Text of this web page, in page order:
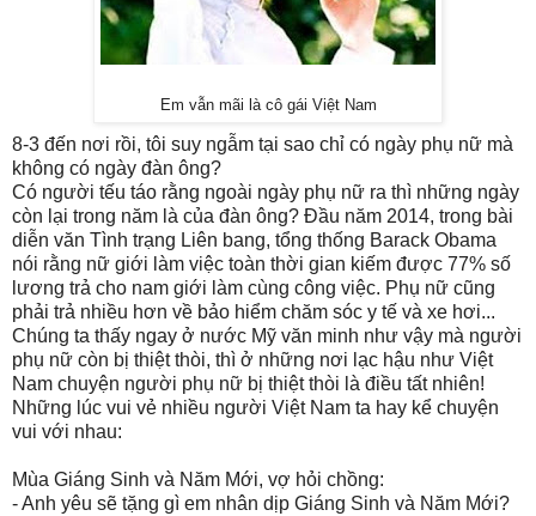
Em vẫn mãi là cô gái Việt Nam
8-3 đến nơi rồi, tôi suy ngẫm tại sao chỉ có ngày phụ nữ mà
không có ngày đàn ông?
Có người tếu táo rằng ngoài ngày phụ nữ ra thì những ngày
còn lại trong năm là của đàn ông? Đầu năm 2014, trong bài
diễn văn Tình trạng Liên bang, tổng thống Barack Obama
nói rằng nữ giới làm việc toàn thời gian kiếm được 77% số
lương trả cho nam giới làm cùng công việc. Phụ nữ cũng
phải trả nhiều hơn về bảo hiểm chăm sóc y tế và xe hơi...
Chúng ta thấy ngay ở nước Mỹ văn minh như vậy mà người
phụ nữ còn bị thiệt thòi, thì ở những nơi lạc hậu như Việt
Nam chuyện người phụ nữ bị thiệt thòi là điều tất nhiên!
Những lúc vui vẻ nhiều người Việt Nam ta hay kể chuyện
vui với nhau:
Mùa Giáng Sinh và Năm Mới, vợ hỏi chồng:
- Anh yêu sẽ tặng gì em nhân dịp Giáng Sinh và Năm Mới?